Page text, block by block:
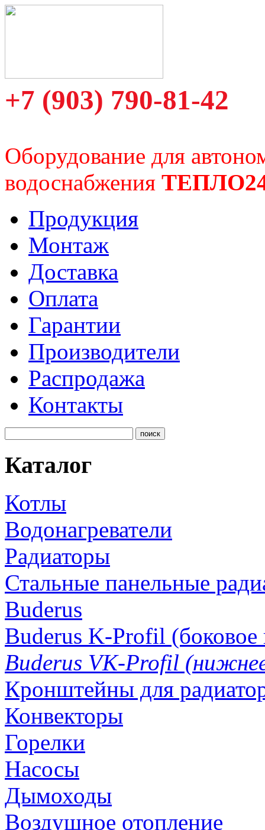
+7 (903) 790-81-42
Оборудование для
водоснабжения
Продукция
Монтаж
Доставка
Оплата
Гарантии
Производители
Распродажа
Контакты
Каталог
Котлы
Водонагреватели
Радиаторы
Стальные панельные
Buderus
Buderus K-Profil
Buderus VK-Profil
Кронштейны для
Конвекторы
Горелки
Насосы
Дымоходы
Воздушное отопление